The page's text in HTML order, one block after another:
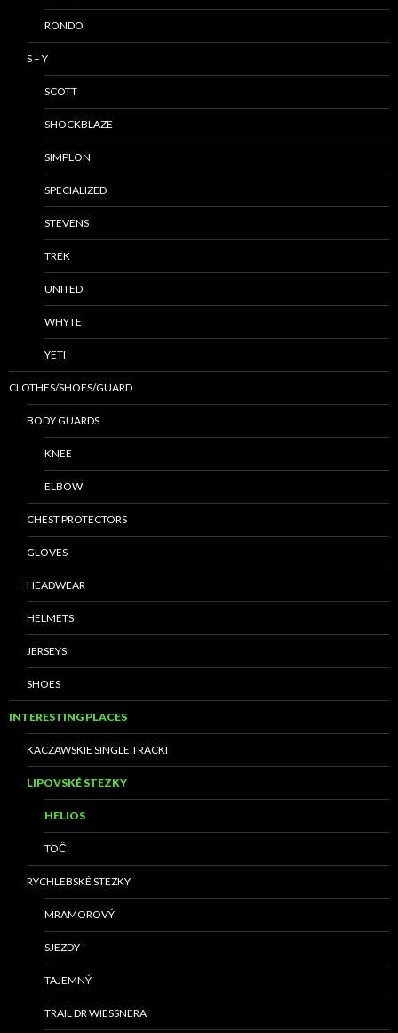
RONDO
S – Y
SCOTT
SHOCKBLAZE
SIMPLON
SPECIALIZED
STEVENS
TREK
UNITED
WHYTE
YETI
CLOTHES/SHOES/GUARD
BODY GUARDS
KNEE
ELBOW
CHEST PROTECTORS
GLOVES
HEADWEAR
HELMETS
JERSEYS
SHOES
INTERESTING PLACES
KACZAWSKIE SINGLE TRACKI
LIPOVSKÉ STEZKY
HELIOS
TOČ
RYCHLEBSKÉ STEZKY
MRAMOROVÝ
SJEZDY
TAJEMNÝ
TRAIL DR WIESSNERA